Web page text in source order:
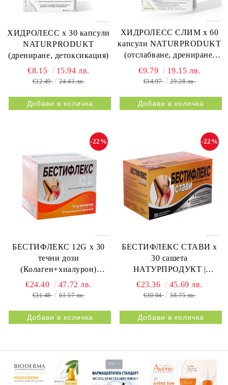
ХИДРОЛЕСС х 30 капсули
NATURPRODUKT
(дрениране, детоксикация)
€8.15 15.94 лв.
€12.49 24.43 лв.
ХИДРОЛЕСС СЛИМ х 60
капсули NATURPRODUKT
(отслабване, дрениране,
метаболизъм)
€9.79 19.15 лв.
€14.97 29.28 лв.
БЕСТИФЛЕКС 12G х 30
течни дози
(Колаген+хиалурон)
НАТУРПРОДУКТ |
BESTIFLEX 12G 30s
-22%
€24.40 47.72 лв.
€31.48 61.57 лв.
БЕСТИФЛЕКС СТАВИ х
30 сашета
НАТУРПРОДУКТ |
BESTIFLEX JOINTS 30s
NATURPRODUKT
-22%
€23.36 45.69 лв.
€30.04 58.75 лв.